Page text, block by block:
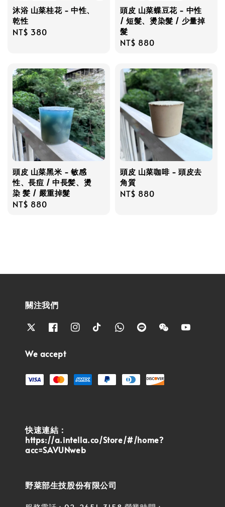
沐浴 山菜桂花 - 中性、
乾性
Regular
NT$ 380
頭皮 山菜蝶豆花 - 中性
/ 短髮、燙染髮 / 少量掉
髮
Regular
NT$ 880
頭皮 山菜黑米 - 敏感
性、長痘 / 中長髪、燙
染 髪 / 嚴重掉髮
Regular
NT$ 880
頭皮 山菜咖啡 - 頭皮去
角質
Regular
NT$ 880
關注我們
We accept
快速連結：
https://a.intella.co/Store/#/home?
acc=SAVUNweb
野菜部生技股份有限公司